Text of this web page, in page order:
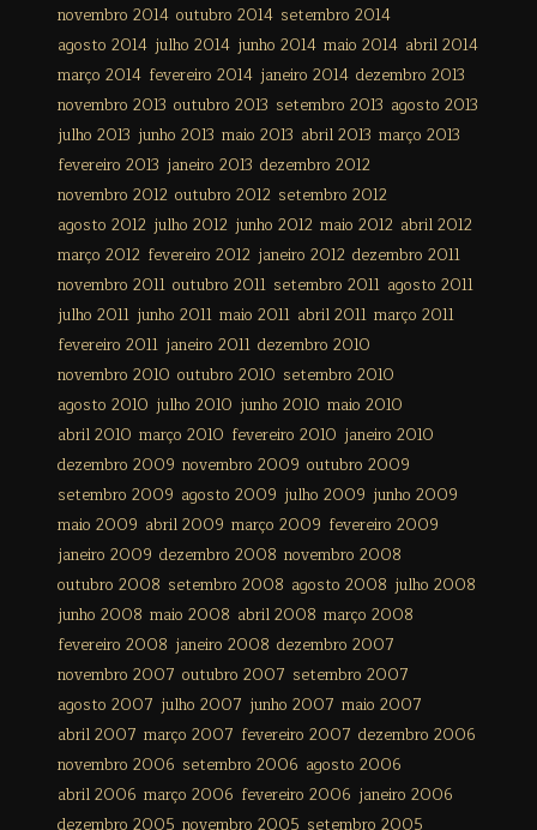
novembro 2014 outubro 2014 setembro 2014
agosto 2014 julho 2014 junho 2014 maio 2014 abril 2014
março 2014 fevereiro 2014 janeiro 2014 dezembro 2013
novembro 2013 outubro 2013 setembro 2013 agosto 2013
julho 2013 junho 2013 maio 2013 abril 2013 março 2013
fevereiro 2013 janeiro 2013 dezembro 2012
novembro 2012 outubro 2012 setembro 2012
agosto 2012 julho 2012 junho 2012 maio 2012 abril 2012
março 2012 fevereiro 2012 janeiro 2012 dezembro 2011
novembro 2011 outubro 2011 setembro 2011 agosto 2011
julho 2011 junho 2011 maio 2011 abril 2011 março 2011
fevereiro 2011 janeiro 2011 dezembro 2010
novembro 2010 outubro 2010 setembro 2010
agosto 2010 julho 2010 junho 2010 maio 2010
abril 2010 março 2010 fevereiro 2010 janeiro 2010
dezembro 2009 novembro 2009 outubro 2009
setembro 2009 agosto 2009 julho 2009 junho 2009
maio 2009 abril 2009 março 2009 fevereiro 2009
janeiro 2009 dezembro 2008 novembro 2008
outubro 2008 setembro 2008 agosto 2008 julho 2008
junho 2008 maio 2008 abril 2008 março 2008
fevereiro 2008 janeiro 2008 dezembro 2007
novembro 2007 outubro 2007 setembro 2007
agosto 2007 julho 2007 junho 2007 maio 2007
abril 2007 março 2007 fevereiro 2007 dezembro 2006
novembro 2006 setembro 2006 agosto 2006
abril 2006 março 2006 fevereiro 2006 janeiro 2006